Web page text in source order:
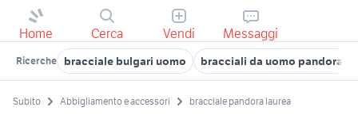
Home Cerca Vendi Messaggi
Ricerche bracciale bulgari uomo bracciali da uomo pandora
Subito Abbigliamento e accessori bracciale pandora laurea